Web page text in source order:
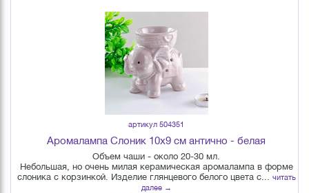
артикул 504351
Аромалампа Слоник 10х9 см антично - белая
Объем чаши - около 20-30 мл.
Небольшая, но очень милая керамическая аромалампа в форме
слоника с корзинкой. Изделие глянцевого белого цвета с... читать
далее →